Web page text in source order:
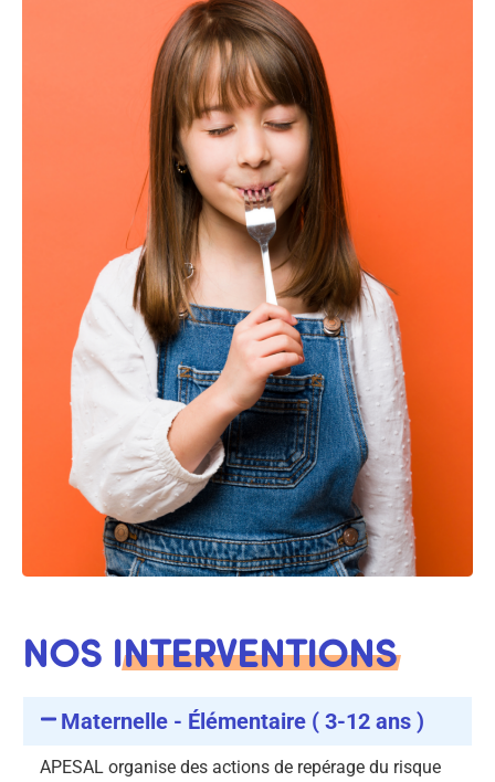
NOS INTERVENTIONS
Maternelle - Élémentaire ( 3-12 ans )
APESAL organise des actions de repérage du risque